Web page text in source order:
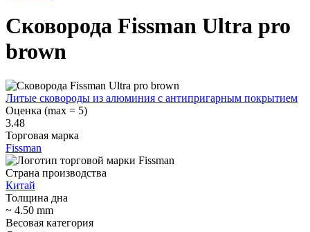
Сковорода Fissman Ultra pro
brown
Литые сковороды из алюминия с антипригарным покрытием
Оценка (max = 5)
3.48
Торговая марка
Fissman
Страна производства
Китай
Толщина дна
~ 4.50 mm
Весовая категория